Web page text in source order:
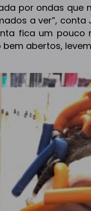
por ondas
a ver”, conta
fica um
abertos,